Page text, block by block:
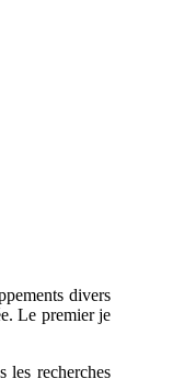
divers
Le premier je
les recherches